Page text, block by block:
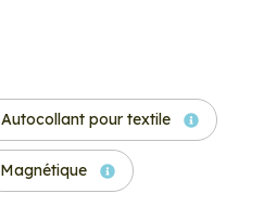
Autocollant pour textile
Magnétique